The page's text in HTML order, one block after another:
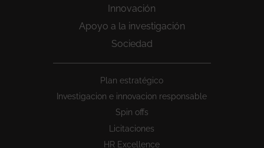
Innovación
Apoyo a la investigación
Sociedad
Plan estratégico
Investigacion e innovacion responsable
Spin offs
Licitaciones
HR Excellence